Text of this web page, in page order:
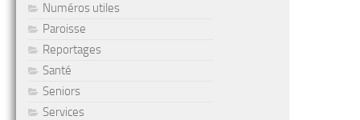
Numéros utiles
Paroisse
Reportages
Santé
Seniors
Services